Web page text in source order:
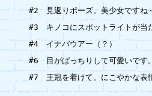
#2　見返りポーズ。美少女ですね
#3　キノコにスポットライトが当
#4　イナバウアー（？）
#6　目がぱっちりして可愛いです
#7　王冠を着けて。にこやかな表